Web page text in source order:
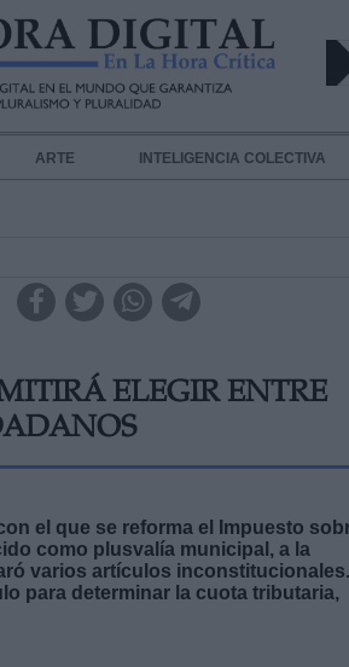
ARTE INTELIGENCIA COLECTIVA
ELEGIR ENTRE
el que se reforma el Impuesto
como plusvalía municipal, a la
varios artículos inconstitucionales.
para determinar la cuota tributaria,